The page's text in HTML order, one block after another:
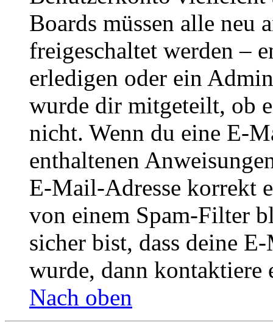
Boards müssen alle neu
freigeschaltet werden –
erledigen oder ein
wurde dir mitgeteilt, ob
nicht. Wenn du eine E-
enthaltenen
E-Mail-Adresse korrekt
von einem Spam-Filter
sicher bist, dass deine
wurde, dann kontaktiere
Nach oben